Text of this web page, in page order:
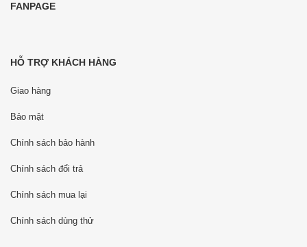
FANPAGE
HỖ TRỢ KHÁCH HÀNG
Giao hàng
Bảo mật
Chính sách bảo hành
Chính sách đổi trả
Chính sách mua lại
Chính sách dùng thử